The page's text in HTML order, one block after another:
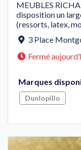
MEUBLES
disposition un
(ressorts, latex,
3 Place
Fermé
Marques
Dunlopillo